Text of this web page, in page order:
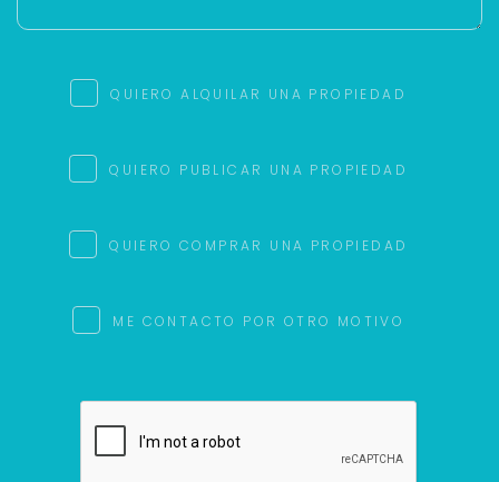
QUIERO ALQUILAR UNA PROPIEDAD
QUIERO PUBLICAR UNA PROPIEDAD
QUIERO COMPRAR UNA PROPIEDAD
ME CONTACTO POR OTRO MOTIVO